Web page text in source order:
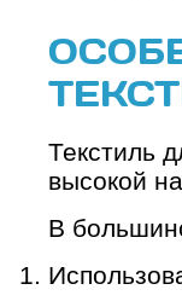
Текстиль
высокой
В